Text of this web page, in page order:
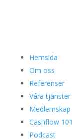
Hemsida
Om oss
Referenser
Våra tjänster
Medlemskap
Cashflow 101
Podcast